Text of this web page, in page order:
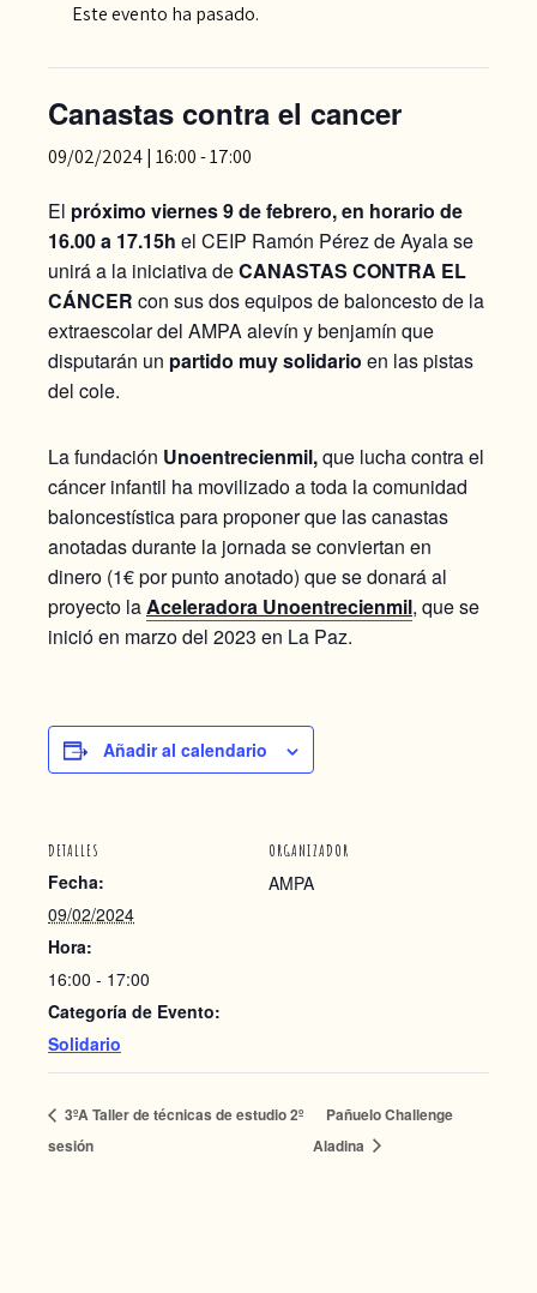
Este evento ha pasado.
Canastas contra el cancer
09/02/2024 | 16:00-17:00
El próximo viernes 9 de febrero, en horario de
16.00 a 17.15h el CEIP Ramón Pérez de Ayala se
unirá a la iniciativa deCANASTAS CONTRA EL
CÁNCER con sus dos equipos de baloncesto de la
extraescolar del AMPA alevín y benjamín que
disputarán un partido muy solidario en las pistas
del cole.
La fundación Unoentrecienmil,que lucha contra el
cáncer infantil ha movilizado a toda la comunidad
baloncestística para proponer que las canastas
anotadas durante la jornada se conviertan en
dinero (1€ por punto anotado) que se donará al
proyecto laAceleradora Unoentrecienmil, que se
inició en marzo del 2023 en La Paz.
Añadir al calendario
DETALLES
Fecha:
09/02/2024
Hora:
16:00 - 17:00
Categoría de Evento:
Solidario
ORGANIZADOR
AMPA
3ºA Taller de técnicas de estudio 2º
sesión
Pañuelo Challenge
Aladina